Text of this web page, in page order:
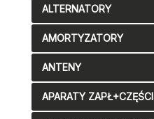
ALTERNATORY
AMORTYZATORY
ANTENY
APARATY ZAPŁ+CZĘŚCI